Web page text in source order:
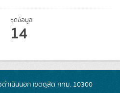
ชุดข้อมูล
14
ำเนินนอก เขตดุสิต กทม. 10300